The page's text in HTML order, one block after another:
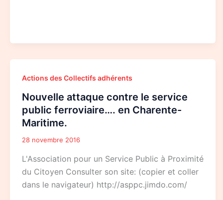
Actions des Collectifs adhérents
Nouvelle attaque contre le service
public ferroviaire…. en Charente-
Maritime.
28 novembre 2016
L'Association pour un Service Public à Proximité
du Citoyen Consulter son site: (copier et coller
dans le navigateur) http://asppc.jimdo.com/
Nouvelle
attaque
contre
le
service
public
ferroviaire….
Charente-